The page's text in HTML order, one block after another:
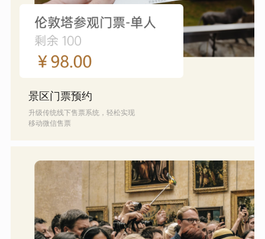
景区门票预约
升级传统线下售票系统，轻松实现
移动微信售票